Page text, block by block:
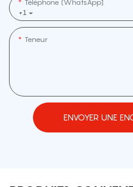
+1
Téléphone (WhatsApp]
Teneur
ENVOYER UNE